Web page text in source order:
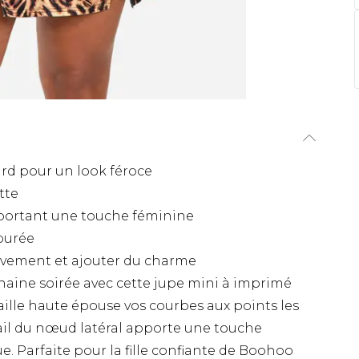
pour un look féroce
une touche féminine
et ajouter du charme
soirée avec cette jupe mini à imprimé
haute épouse vos courbes aux points les
du nœud latéral apporte une touche
Parfaite pour la fille confiante de Boohoo